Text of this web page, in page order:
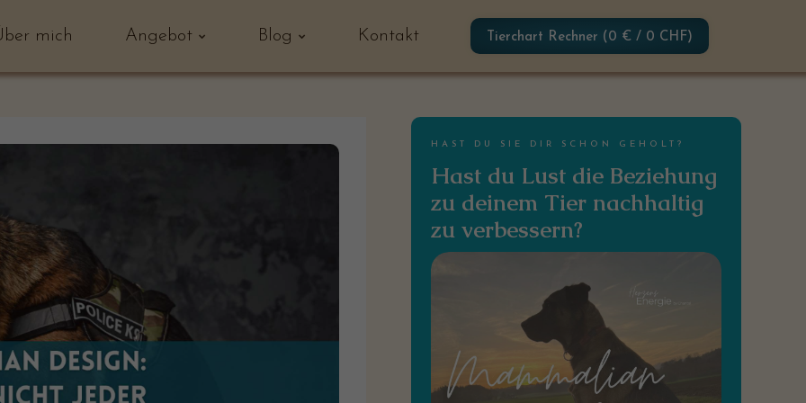
mich Angebot Blog Kontakt Tierchart Rechner (0 € / 0 CHF)
HAST DU SIE DIR SCHON GEHOLT?
Hast du Lust die Beziehung
zu deinem Tier nachhaltig
zu verbessern?